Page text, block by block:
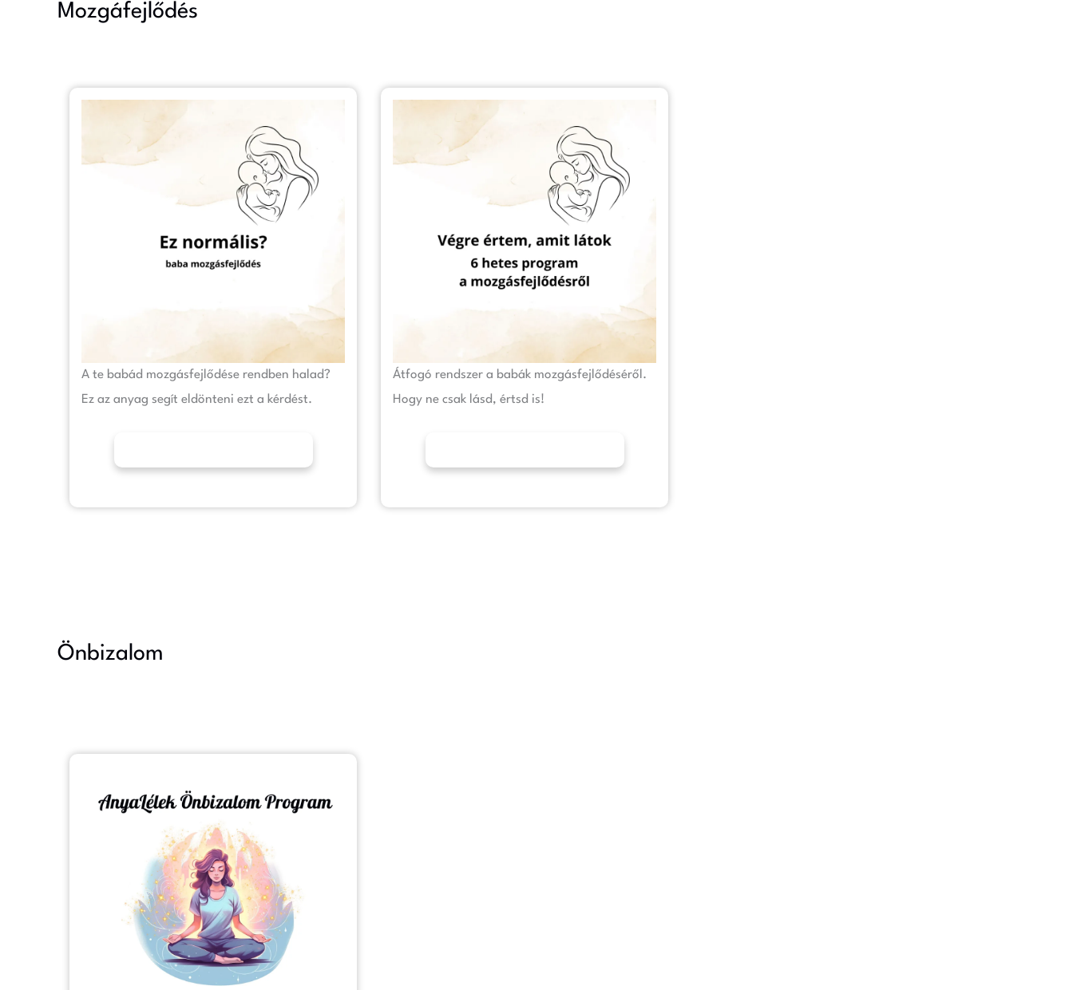
Mozgáfejlődés
A te babád mozgásfejlődése rendben halad?
Ez az anyag segít eldönteni ezt a kérdést.
Átfogó rendszer a babák mozgásfejlődéséről.
Hogy ne csak lásd, értsd is!
Önbizalom